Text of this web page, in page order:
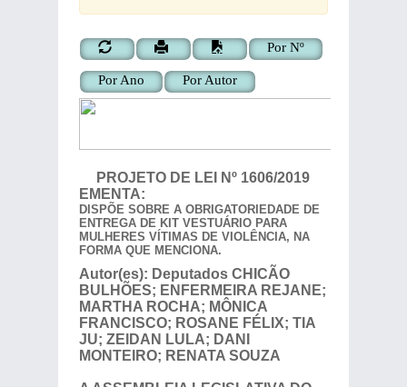
Por Nº
Por Ano Por Autor
PROJETO DE LEI Nº 1606/2019
EMENTA:
DISPÕE SOBRE A OBRIGATORIEDADE DE
ENTREGA DE KIT VESTUÁRIO PARA
MULHERES VÍTIMAS DE VIOLÊNCIA, NA
FORMA QUE MENCIONA.
Autor(es): Deputados CHICÃO
BULHÕES; ENFERMEIRA REJANE;
MARTHA ROCHA; MÔNICA
FRANCISCO; ROSANE FÉLIX; TIA
JU; ZEIDAN LULA; DANI
MONTEIRO; RENATA SOUZA